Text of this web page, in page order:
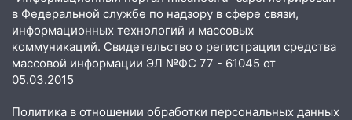
23:20 Прогноз погоды на 7 августа в
Ульяновской области
20:04
Ульяновцев приглашают на забег,
посвящённый Дню воздушного флота
России
в Федеральной службе по надзору в сфере связи,
информационных технологий и массовых
коммуникаций. Свидетельство о регистрации средства
массовой информации ЭЛ №ФС 77 - 61045 от
05.03.2015
Политика в отношении обработки персональных данных